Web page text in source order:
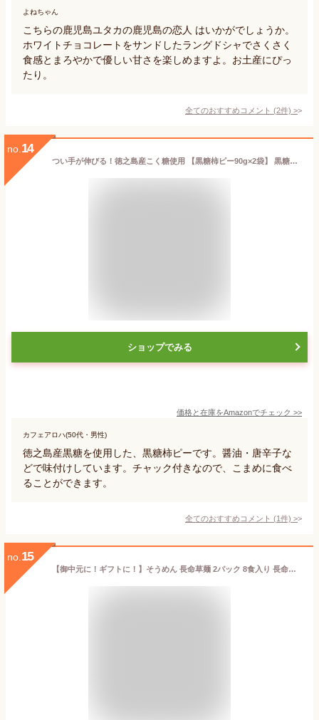
よねちゃん
こちらの鹿児島ユタカの鹿児島の恋人 はいかがでしょうか。
ホワイトチョコレートをサンドしたラングドシャでさくさく
食感とまろやかで優しい甘さを楽しめますよ。お土産にぴっ
たり。
全てのおすすめコメント (2件) >
no. 14
つい手が伸びる！徳之島産こく糖使用 【黒糖柿ピー90g×2袋】 黒糖豆ブレンド 食べやすい おやつ・おつまみ・お茶うけに♪ 便利なチャック付き♪ お土産 贈答※こちらは常温発送商品です。
ショップでみる
価格と在庫をAmazonでチェック >>
カフェアロハ(50代・男性)
徳之島産黒糖を使用した、黒糖柿ピーです。醤油・唐辛子な
どで味付けしています。チャック付きなので、こまめに食べ
ることができます。
全てのおすすめコメント (1件) >
no. 15
【御中元に！ギフトに！】そうめん 長命草麺 2パック 8食入り 長命草 ボタンボウフウ 美味しい 送料無料 勇田薬草園 ゆうだやくそうえん 即席手延べ麺 つゆ付 ギフト薄 緑色 カラフル 素麺 90グラム 8束 ソーメン 簡単 徳之島産 無添加 冷麺